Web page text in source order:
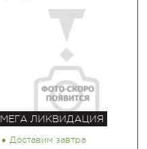
МЕГА ЛИКВИДАЦИЯ
• Доставим завтра